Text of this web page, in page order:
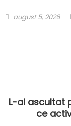
Posted
august 5, 2026
L-ai ascultat
ce